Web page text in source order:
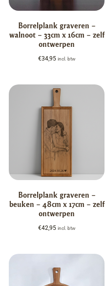
Borrelplank graveren –
walnoot – 33cm x 16cm – zelf
ontwerpen
€34,95 incl. btw
Borrelplank graveren –
beuken – 48cm x 17cm – zelf
ontwerpen
€42,95 incl. btw